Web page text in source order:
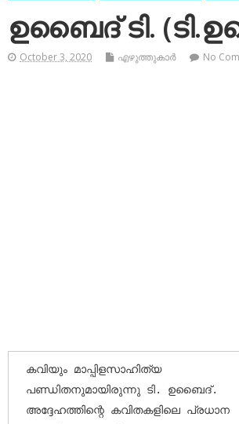
ഉബൈദ് ടി.
October 3, 2020 എഴുത്തുകാര്‍ No
കവിയും മാപ്പിളസാഹിത്യ
പണ്ഡിതനുമായിരുന്നു ടി. ഉബൈദ്.
അദ്ദേഹത്തിന്റെ കവിതകളിലെ പ്രധാന